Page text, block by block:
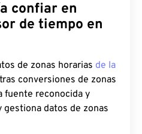
confiar en
de tiempo en
de zonas horarias de la
conversiones de zonas
fuente reconocida y
datos de zonas